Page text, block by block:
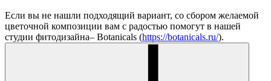
Если вы не нашли подходящий вариант, со сбором желаемой
цветочной композиции вам с радостью помогут в нашей
студии фитодизайна– Botanicals (https://botanicals.ru/).